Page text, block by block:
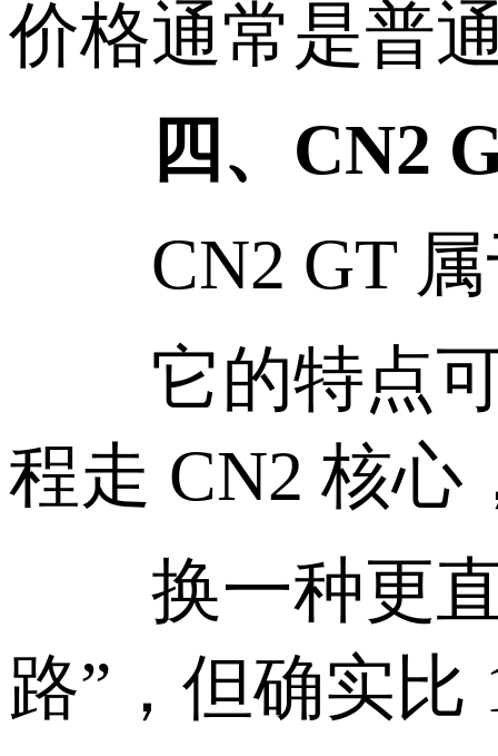
价格通常是普
四、CN2
CN2 GT 属
它的特点可
程走 CN2 核
换一种更直
路”，但确实比